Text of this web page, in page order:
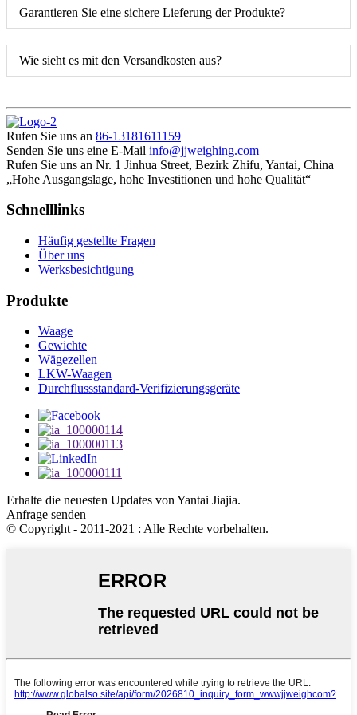
Garantieren Sie eine sichere Lieferung der Produkte?
Wie sieht es mit den Versandkosten aus?
Rufen Sie uns an 86-13181611159
Senden Sie uns eine E-Mail info@jjweighing.com
Rufen Sie uns an Nr. 1 Jinhua Street, Bezirk Zhifu, Yantai, China
„Hohe Ausgangslage, hohe Investitionen und hohe Qualität“
Schnelllinks
Häufig gestellte Fragen
Über uns
Werksbesichtigung
Produkte
Waage
Gewichte
Wägezellen
LKW-Waagen
Durchflussstandard-Verifizierungsgeräte
Erhalte die neuesten Updates von Yantai Jiajia.
Anfrage senden
© Copyright - 2011-2021 : Alle Rechte vorbehalten.